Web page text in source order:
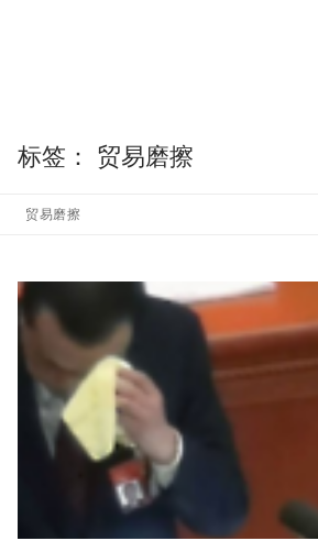
标签： 贸易磨擦
贸易磨擦